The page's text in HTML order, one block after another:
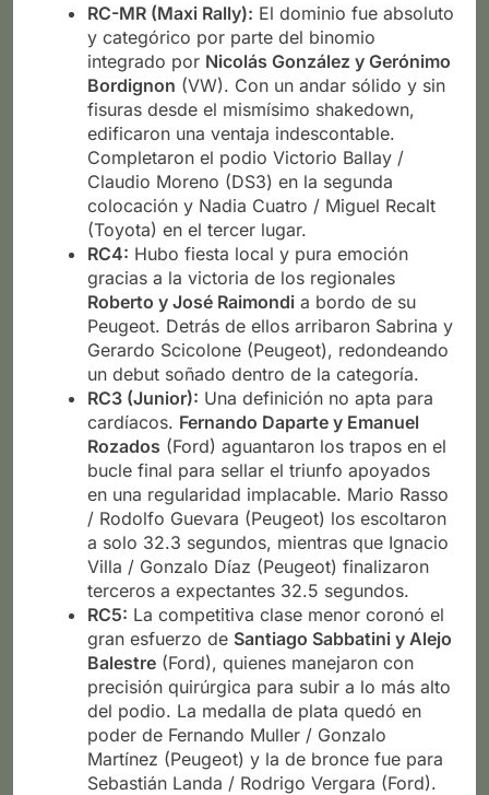
RC-MR (Maxi Rally): El dominio fue absoluto
y categórico por parte del binomio
integrado por Nicolás González y Gerónimo
Bordignon (VW). Con un andar sólido y sin
fisuras desde el mismísimo shakedown,
edificaron una ventaja indescontable.
Completaron el podio Victorio Ballay /
Claudio Moreno (DS3) en la segunda
colocación y Nadia Cuatro / Miguel Recalt
(Toyota) en el tercer lugar.
RC4: Hubo fiesta local y pura emoción
gracias a la victoria de los regionales
Roberto y José Raimondi a bordo de su
Peugeot. Detrás de ellos arribaron Sabrina y
Gerardo Scicolone (Peugeot), redondeando
un debut soñado dentro de la categoría.
RC3 (Junior): Una definición no apta para
cardíacos. Fernando Daparte y Emanuel
Rozados (Ford) aguantaron los trapos en el
bucle final para sellar el triunfo apoyados
en una regularidad implacable. Mario Rasso
/ Rodolfo Guevara (Peugeot) los escoltaron
a solo 32.3 segundos, mientras que Ignacio
Villa / Gonzalo Díaz (Peugeot) finalizaron
terceros a expectantes 32.5 segundos.
RC5: La competitiva clase menor coronó el
gran esfuerzo de Santiago Sabbatini y Alejo
Balestre (Ford), quienes manejaron con
precisión quirúrgica para subir a lo más alto
del podio. La medalla de plata quedó en
poder de Fernando Muller / Gonzalo
Martínez (Peugeot) y la de bronce fue para
Sebastián Landa / Rodrigo Vergara (Ford).